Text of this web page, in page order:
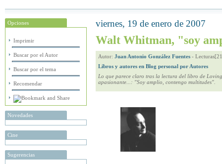
Opciones
Imprimir
Buscar por el Autor
Buscar por el tema
Recomendar
Novedades
Cine
Sugerencias
Recomendar
viernes, 19 de enero de 2007
Walt Whitman, "soy
Autor: Juan Antonio González Fuentes -
Libros y autores en Blog personal por Autores
Lo que parece claro tras la lectura del libro de
apasionante...: "Soy amplio, contengo multitudes".